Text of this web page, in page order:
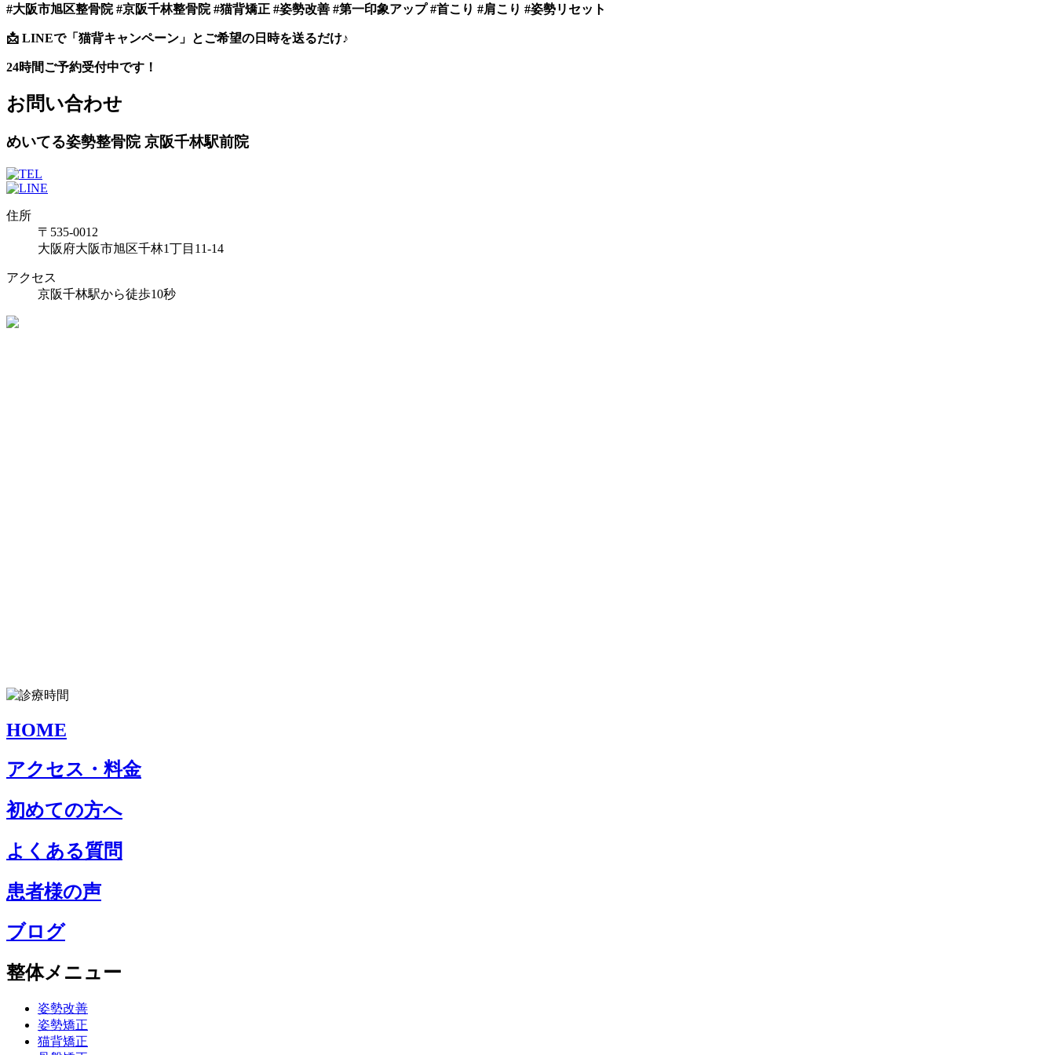
#大阪市旭区整骨院 #京阪千林整骨院 #猫背矯正 #姿勢改善 #第一印象アップ #首こり #肩こり #姿勢リセット
📩 LINEで「猫背キャンペーン」とご希望の日時を送るだけ♪
24時間ご予約受付中です！
お問い合わせ
めいてる姿勢整骨院 京阪千林駅前院
住所
〒535-0012
大阪府大阪市旭区千林1丁目11-14
アクセス
京阪千林駅から徒歩10秒
HOME
アクセス・料金
初めての方へ
よくある質問
患者様の声
ブログ
整体メニュー
姿勢改善
姿勢矯正
猫背矯正